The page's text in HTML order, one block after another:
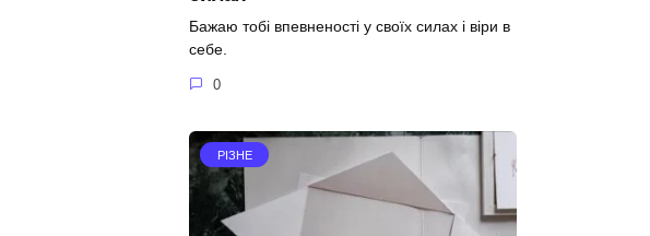
Бажаю тобі впевненості у своїх силах і віри в
себе.
0
РІЗНЕ